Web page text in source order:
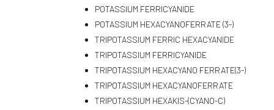
POTASSIUM FERRICYANIDE
POTASSIUM HEXACYANOFERRATE (3-)
TRIPOTASSIUM FERRIC HEXACYANIDE
TRIPOTASSIUM FERRICYANIDE
TRIPOTASSIUM HEXACYANO FERRATE(3-)
TRIPOTASSIUM HEXACYANOFERRATE
TRIPOTASSIUM HEXAKIS-(CYANO-C)